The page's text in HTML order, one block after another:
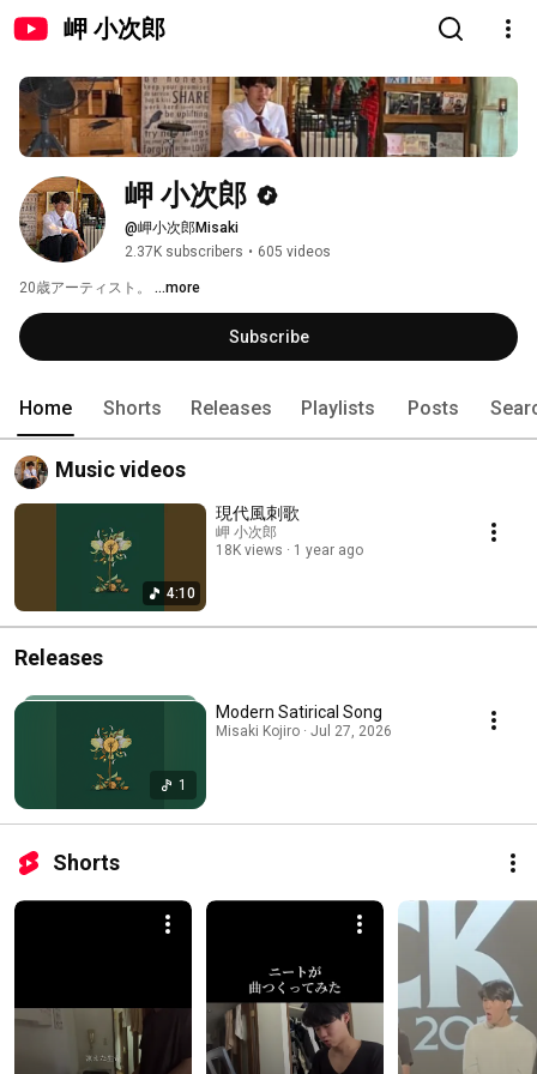
岬 小次郎
岬 小次郎
@岬小次郎Misaki
2.37K subscribers • 605 videos
20歳アーティスト。 ...more
Subscribe
Home Shorts Releases Playlists Posts
Music videos
4:10
現代風刺歌
岬 小次郎
18K views
1 year ago
Releases
1
Modern Satirical Song
Misaki Kojiro · Jul 27, 2026
Shorts